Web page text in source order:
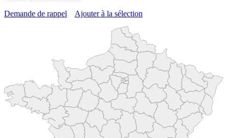
Demande de rappel
Ajouter à la sélection